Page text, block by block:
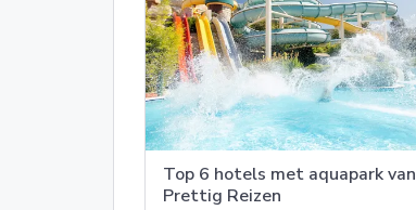
Top 6 hotels met aquapark van
Prettig Reizen